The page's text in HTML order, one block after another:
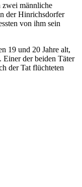
zwei männliche
der Hinrichsdorfer
von ihm sein
19 und 20 Jahre alt,
der beiden Täter
der Tat flüchteten